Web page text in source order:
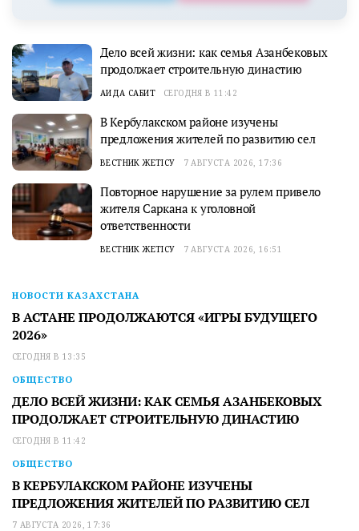
Дело всей жизни: как семья Азанбековых
продолжает строительную династию
АИДА САБИТ СЕГОДНЯ В 11:42
В Кербулакском районе изучены
предложения жителей по развитию сел
ВЕСТНИК ЖЕТІСУ 7 АВГУСТА 2026, 17:36
Повторное нарушение за рулем привело
жителя Саркана к уголовной
ответственности
ВЕСТНИК ЖЕТІСУ 7 АВГУСТА 2026, 16:51
НОВОСТИ КАЗАХСТАНА
В АСТАНЕ ПРОДОЛЖАЮТСЯ «ИГРЫ БУДУЩЕГО
2026»
СЕГОДНЯ В 13:35
ОБЩЕСТВО
ДЕЛО ВСЕЙ ЖИЗНИ: КАК СЕМЬЯ АЗАНБЕКОВЫХ
ПРОДОЛЖАЕТ СТРОИТЕЛЬНУЮ ДИНАСТИЮ
СЕГОДНЯ В 11:42
ОБЩЕСТВО
В КЕРБУЛАКСКОМ РАЙОНЕ ИЗУЧЕНЫ
ПРЕДЛОЖЕНИЯ ЖИТЕЛЕЙ ПО РАЗВИТИЮ СЕЛ
7 АВГУСТА 2026, 17:36